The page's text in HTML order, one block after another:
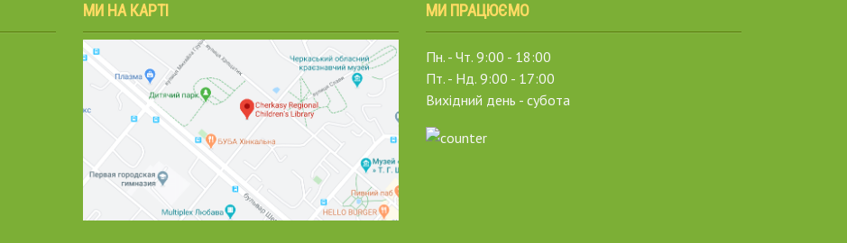
МИ НА КАРТІ МИ ПРАЦЮЄМО
Пн. - Чт. 9:00 - 18:00
Пт. - Нд. 9:00 - 17:00
Вихідний день - субота